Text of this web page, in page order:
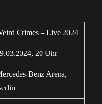
Crimes – Live 2024
20 Uhr
Benz Arena,